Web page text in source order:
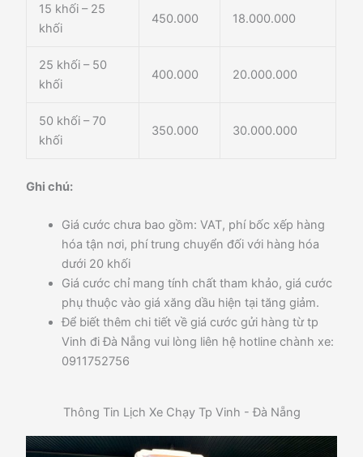
15 khối – 25
khối
450.000 18.000.000
25 khối – 50
khối
400.000 20.000.000
50 khối – 70
khối
350.000 30.000.000
Ghi chú:
Giá cước chưa bao gồm: VAT, phí bốc xếp hàng
hóa tận nơi, phí trung chuyển đối với hàng hóa
dưới 20 khối
Giá cước chỉ mang tính chất tham khảo, giá cước
phụ thuộc vào giá xăng dầu hiện tại tăng giảm.
Để biết thêm chi tiết về giá cước gửi hàng từ tp
Vinh đi Đà Nẵng vui lòng liên hệ hotline chành xe:
0911752756
Thông Tin Lịch Xe Chạy Tp Vinh - Đà Nẵng